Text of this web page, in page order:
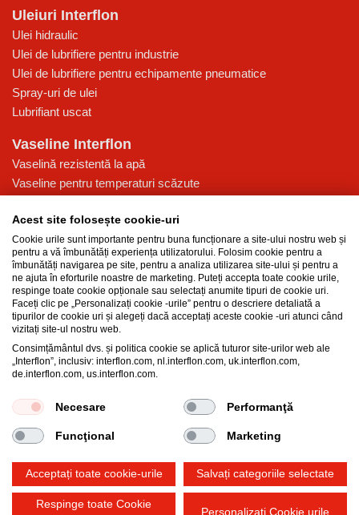
Uleiuri Interflon
Ulei hidraulic
Ulei de lubrifiere pentru industrie
Ulei de lubrifiere pentru echipamente pneumatice
Spray-uri de ulei
Lubrifiant uscat
Vaseline Interflon
Vaselină rezistentă la apă
Vaseline pentru temperaturi scăzute
Vaselină multi-funcțională pentru lubrifiere
Baza de cunoștințe
Tehnologia MicPol®
Produse cu grad alimentar
Care este diferența dintre ulei și vaselină?
Îmbunătățirea performanței și durabilității
Proprietățile vaselinei
Ulei de lubrifiere pentru industrie
General Purchase Terms and Conditions
Declarație de confidențialitate
Impressum
Politica privind cookie-urile
Acest site folosește cookie-uri
Cookie urile sunt importante pentru buna funcționare a site-ului nostru web și
pentru a vă îmbunătăți experiența utilizatorului. Folosim cookie pentru a
îmbunătăți navigarea pe site, pentru a analiza utilizarea site-ului și pentru a
ne ajuta în eforturile noastre de marketing. Puteți accepta toate cookie urile,
respinge toate cookie opționale sau selectați anumite tipuri de cookie uri.
Faceți clic pe „Personalizați cookie -urile” pentru o descriere detaliată a
tipurilor de cookie uri și alegeți dacă acceptați aceste cookie -uri atunci când
vizitați site-ul nostru web.
Consimțământul dvs. și politica cookie se aplică tuturor site-urilor web ale
„Interflon”, inclusiv: interflon.com, nl.interflon.com, uk.interflon.com,
de.interflon.com, us.interflon.com.
Necesare Performanţă
Funcţional Marketing
Acceptați toate cookie-urile Salvați categoriile selectate
Respinge toate Cookie
Personalizați Cookie urile